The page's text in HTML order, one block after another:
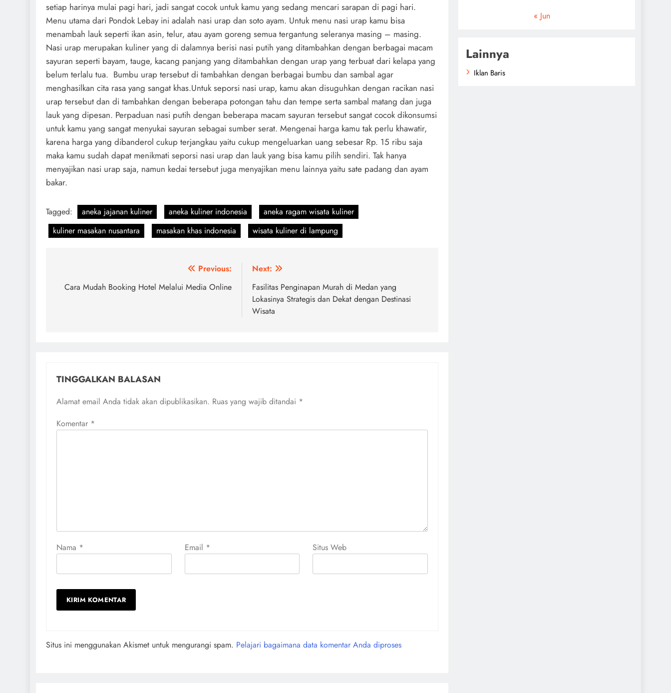
setiap harinya mulai pagi hari, jadi sangat cocok untuk kamu yang sedang mencari sarapan di pagi hari.
Menu utama dari Pondok Lebay ini adalah nasi urap dan soto ayam. Untuk menu nasi urap kamu bisa
menambah lauk seperti ikan asin, telur, atau ayam goreng semua tergantung seleranya masing – masing.
Nasi urap merupakan kuliner yang di dalamnya berisi nasi putih yang ditambahkan dengan berbagai macam
sayuran seperti bayam, tauge, kacang panjang yang ditambahkan dengan urap yang terbuat dari kelapa yang
belum terlalu tua. Bumbu urap tersebut di tambahkan dengan berbagai bumbu dan sambal agar
menghasilkan cita rasa yang sangat khas.Untuk seporsi nasi urap, kamu akan disuguhkan dengan racikan nasi
urap tersebut dan di tambahkan dengan beberapa potongan tahu dan tempe serta sambal matang dan juga
lauk yang dipesan. Perpaduan nasi putih dengan beberapa macam sayuran tersebut sangat cocok dikonsumsi
untuk kamu yang sangat menyukai sayuran sebagai sumber serat. Mengenai harga kamu tak perlu khawatir,
karena harga yang dibanderol cukup terjangkau yaitu cukup mengeluarkan uang sebesar Rp. 15 ribu saja
maka kamu sudah dapat menikmati seporsi nasi urap dan lauk yang bisa kamu pilih sendiri. Tak hanya
menyajikan nasi urap saja, namun kedai tersebut juga menyajikan menu lainnya yaitu sate padang dan ayam
bakar.
Tagged: aneka jajanan kuliner aneka kuliner indonesia
aneka ragam wisata kuliner
kuliner masakan nusantara
masakan khas indonesia wisata kuliner di lampung
pos
Previous:
Cara Mudah Booking Hotel Melalui Media Online
Next:
Fasilitas Penginapan Murah di Medan yang
Lokasinya Strategis dan Dekat dengan Destinasi
Wisata
TINGGALKAN BALASAN
Alamat email Anda tidak akan dipublikasikan. Ruas yang wajib ditandai *
Komentar *
Nama * Email * Situs Web
Situs ini menggunakan Akismet untuk mengurangi spam. Pelajari bagaimana data komentar Anda diproses
« Jun
Lainnya
Iklan Baris